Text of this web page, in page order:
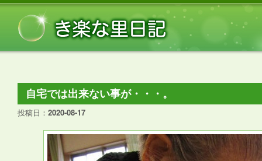
自宅では出来ない事が・・・。
投稿日： 2020-08-17